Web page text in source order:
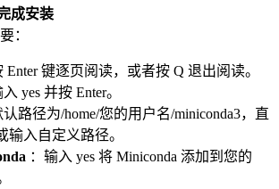
成安装
：
Enter 键逐页阅读，或者按 Q 退出阅读。
入 yes 并按 Enter。
认路径为/home/您的用户名/miniconda3，直
输入自定义路径。
：输入 yes 将 Miniconda 添加到您的